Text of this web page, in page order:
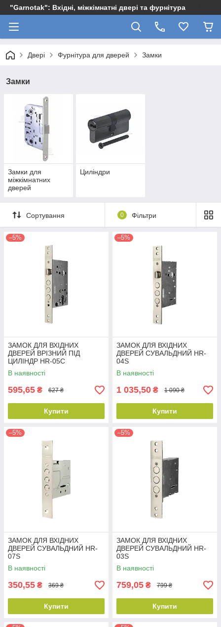
"Garnotak": Вхідні, міжкімнатні двері та фурнітура
Двері Фурнітура для дверей Замки
Замки
Замки для
міжкімнатних
дверей
Циліндри
Сортування 0 Фільтри
–5%
ЗАМОК ДЛЯ ВХІДНИХ
ДВЕРЕЙ ВРІЗНИЙ ПІД
ЦИЛІНДР HR-05С
В наявності
595,65 ₴ 627 ₴
Купити
–5%
ЗАМОК ДЛЯ ВХІДНИХ
ДВЕРЕЙ СУВАЛЬДНИЙ HR-
04S
В наявності
1 035,50 ₴ 1 090 ₴
Купити
–5%
ЗАМОК ДЛЯ ВХІДНИХ
ДВЕРЕЙ СУВАЛЬДНИЙ HR-
07S
В наявності
350,55 ₴ 369 ₴
Купити
–5%
ЗАМОК ДЛЯ ВХІДНИХ
ДВЕРЕЙ СУВАЛЬДНИЙ HR-
03S
В наявності
759,05 ₴ 799 ₴
Купити